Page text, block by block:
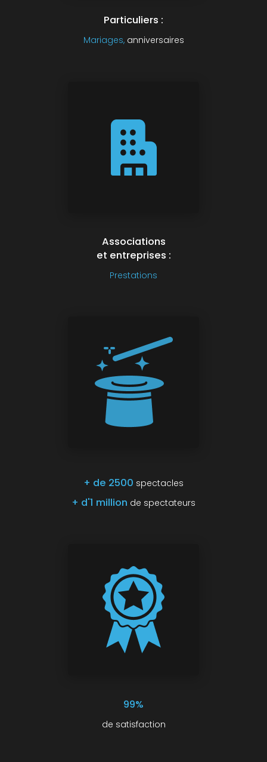
Particuliers :
Mariages,anniversaires
Associations
et entreprises :
Prestations
+ de 2500 spectacles
+ d'1 million de spectateurs
99%
de satisfaction